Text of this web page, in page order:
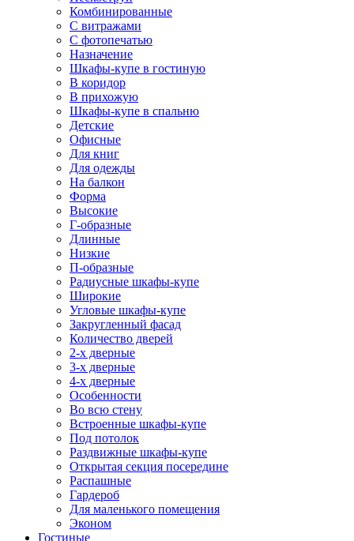
Комбинированные
С витражами
С фотопечатью
Назначение
Шкафы-купе в гостиную
В коридор
В прихожую
Шкафы-купе в спальню
Детские
Офисные
Для книг
Для одежды
На балкон
Форма
Высокие
Г-образные
Длинные
Низкие
П-образные
Радиусные шкафы-купе
Широкие
Угловые шкафы-купе
Закругленный фасад
Количество дверей
2-х дверные
3-х дверные
4-х дверные
Особенности
Во всю стену
Встроенные шкафы-купе
Под потолок
Раздвижные шкафы-купе
Открытая секция посередине
Распашные
Гардероб
Для маленького помещения
Эконом
Гостиные